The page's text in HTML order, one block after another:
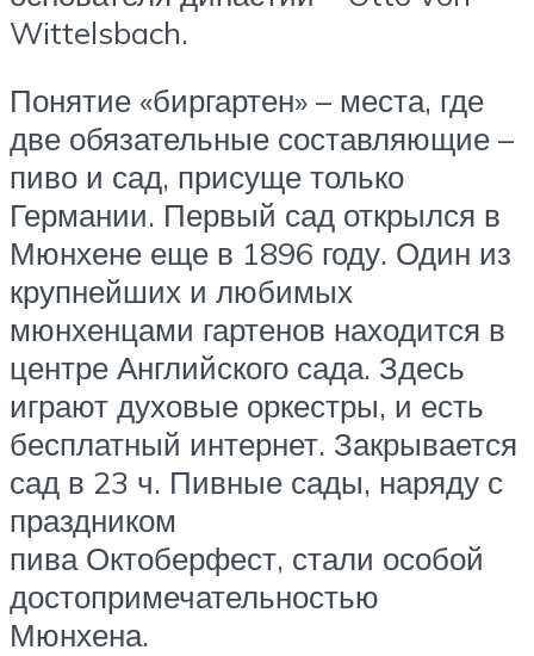
Wittelsbach.
Понятие «биргартен» – места, где
две обязательные составляющие –
пиво и сад, присуще только
Германии. Первый сад открылся в
Мюнхене еще в 1896 году. Один из
крупнейших и любимых
мюнхенцами гартенов находится в
центре Английского сада. Здесь
играют духовые оркестры, и есть
бесплатный интернет. Закрывается
сад в 23 ч. Пивные сады, наряду с
праздником
пива Октоберфест, стали особой
достопримечательностью
Мюнхена.